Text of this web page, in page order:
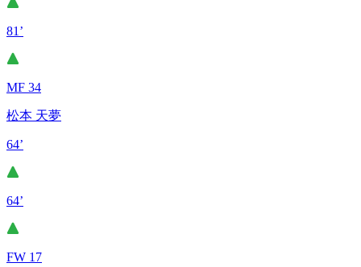
81’
MF 34
松本 天夢
64’
64’
FW 17